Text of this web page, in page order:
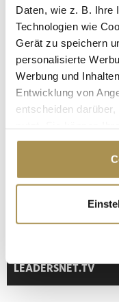
Daten, wie z. B. Ihre
Technologien wie
Gerät zu speichern
personalisierte
Werbung und
Entwicklung von
entscheiden
Cookie-Erklärung
Trigger Symbol
erfassen,
Erfahren Sie mehr
Sicherheitscode
LEADERSNET.TV